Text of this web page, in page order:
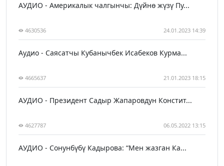
АУДИО - Америкалык чалгынчы: Дүйнө жүзү Пу...
4630536 24.01.2023 14:39
Аудио - Саясатчы Кубанычбек Исабеков Курма...
4665637 21.01.2023 18:15
АУДИО - Президент Садыр Жапаровдун Констит...
4627787 06.05.2022 13:15
АУДИО - Сонунбүбү Кадырова: “Мен жазган Ка...